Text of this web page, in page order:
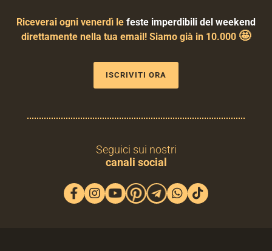
Riceverai ogni venerdì le feste imperdibili del weekend
direttamente nella tua email! Siamo già in 10.000 🤩
ISCRIVITI ORA
Seguici sui nostri
canali social